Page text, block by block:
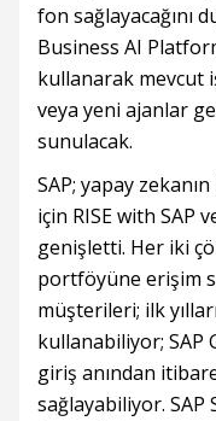
fon sağlayacağını
Business AI
kullanarak mevcut
veya yeni ajanlar
sunulacak.
SAP; yapay
için RISE with SAP
genişletti. Her iki
portföyüne erişim
müşterileri; ilk
kullanabiliyor; SAP
giriş anından
sağlayabiliyor. SAP